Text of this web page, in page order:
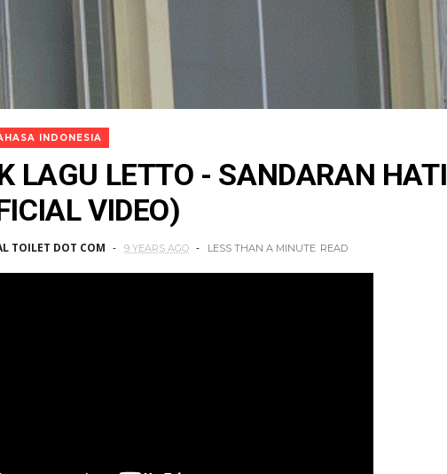
INDONESIA
LAGU LETTO - SANDARAN HATI
VIDEO)
TOILET DOT COM 9 YEARS AGO LESS THAN A MINUTE READ